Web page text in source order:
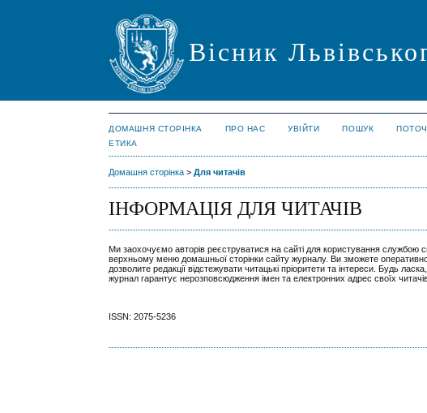
Вісник
ДОМАШНЯ СТОРІНКА ПРО НАС УВІЙТИ ПОШУК
ЕТИКА
Домашня сторінка >Для читачів
ІНФОРМАЦІЯ ДЛЯ ЧИТАЧІВ
Ми заохочуємо авторів реєструватися на сайті для користування службою
верхньому меню домашньої сторінки сайту журналу. Ви зможете
дозволите редакції відстежувати читацькі пріоритети та інтереси. Будь
журнал гарантує нерозповсюдження імен та електронних адрес своїх
ISSN: 2075-5236